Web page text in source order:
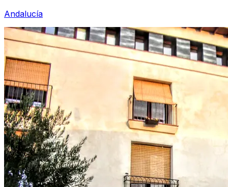
Andalucía